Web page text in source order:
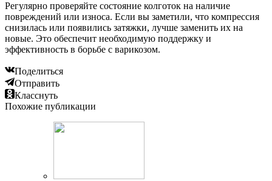
Регулярно проверяйте состояние колготок на наличие
повреждений или износа. Если вы заметили, что компрессия
снизилась или появились затяжки, лучше заменить их на
новые. Это обеспечит необходимую поддержку и
эффективность в борьбе с варикозом.
Поделиться
Отправить
Класснуть
Похожие публикации